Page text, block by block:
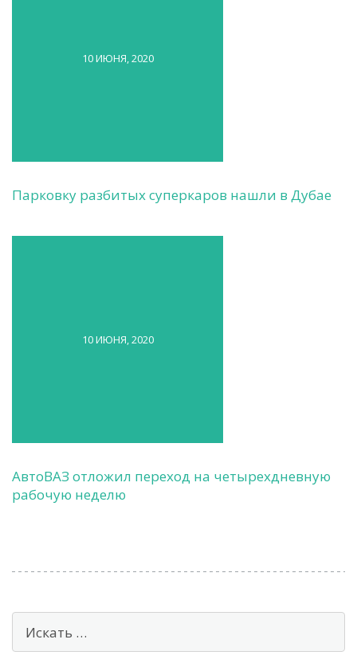
10 ИЮНЯ, 2020
Парковку разбитых суперкаров нашли в Дубае
10 ИЮНЯ, 2020
АвтоВАЗ отложил переход на четырехдневную
рабочую неделю